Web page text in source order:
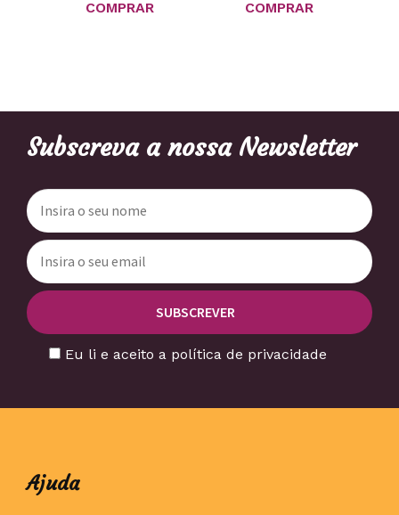
COMPRAR
COMPRAR
Subscreva a nossa Newsletter
Eu li e aceito a política de privacidade
Ajuda